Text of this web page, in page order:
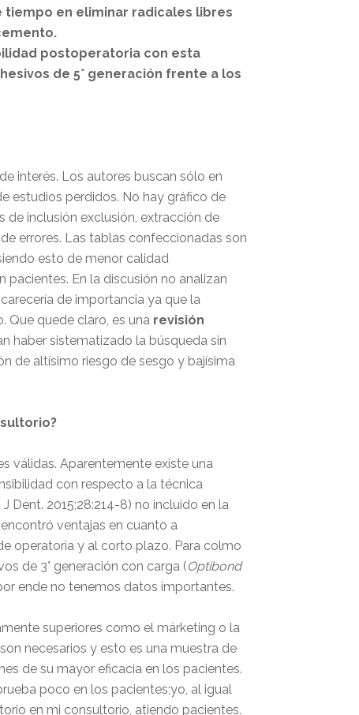
en eliminar radicales libres
postoperatoria con esta
de 5° generación frente a los
interés. Los autores buscan sólo en
estudios perdidos. No hay gráfico de
de inclusión exclusión, extracción de
errores. Las tablas confeccionadas son
esto de menor calidad
En la discusión no analizan
de importancia ya que la
Que quede claro, es una revisión
haber sistematizado la búsqueda sin
de altísimo riesgo de sesgo y bajísima
válidas. Aparentemente existe una
con respecto a la técnica
Dent. 2015;28:214-8) no incluido en la
ventajas en cuanto a
operatoria y al corto plazo. Para colmo
de 3° generación con carga (Optibond
ende no tenemos datos importantes.
superiores como el márketing o la
necesarios y esto es una muestra de
de su mayor eficacia en los pacientes.
poco en los pacientes;yo, al igual
en mi consultorio, atiendo pacientes.